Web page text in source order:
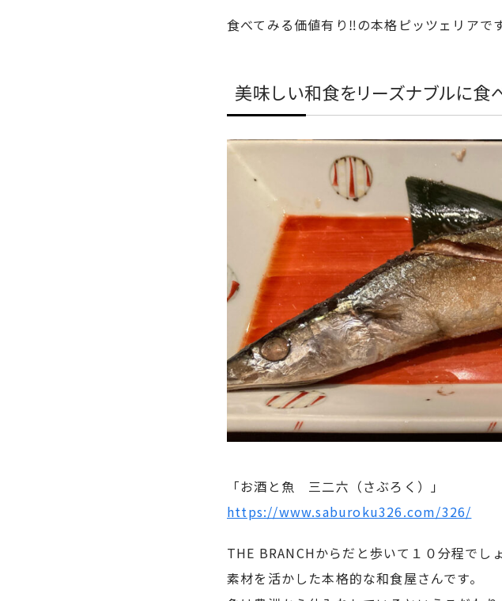
食べてみる価値有り‼︎の本格ピッツェリアで
美味しい和食をリーズナブルに食
「お酒と魚 三二六（さぶろく）」
https://www.saburoku326.com/326/
THE BRANCHからだと歩いて１０分程でし
素材を活かした本格的な和食屋さんです。